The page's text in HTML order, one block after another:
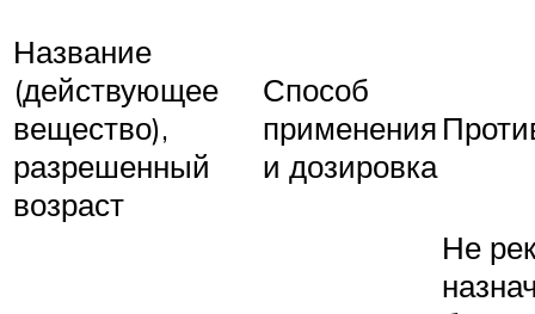
Название
(действующее
вещество),
разрешенный
возраст
Способ
применения
и дозировка
Не